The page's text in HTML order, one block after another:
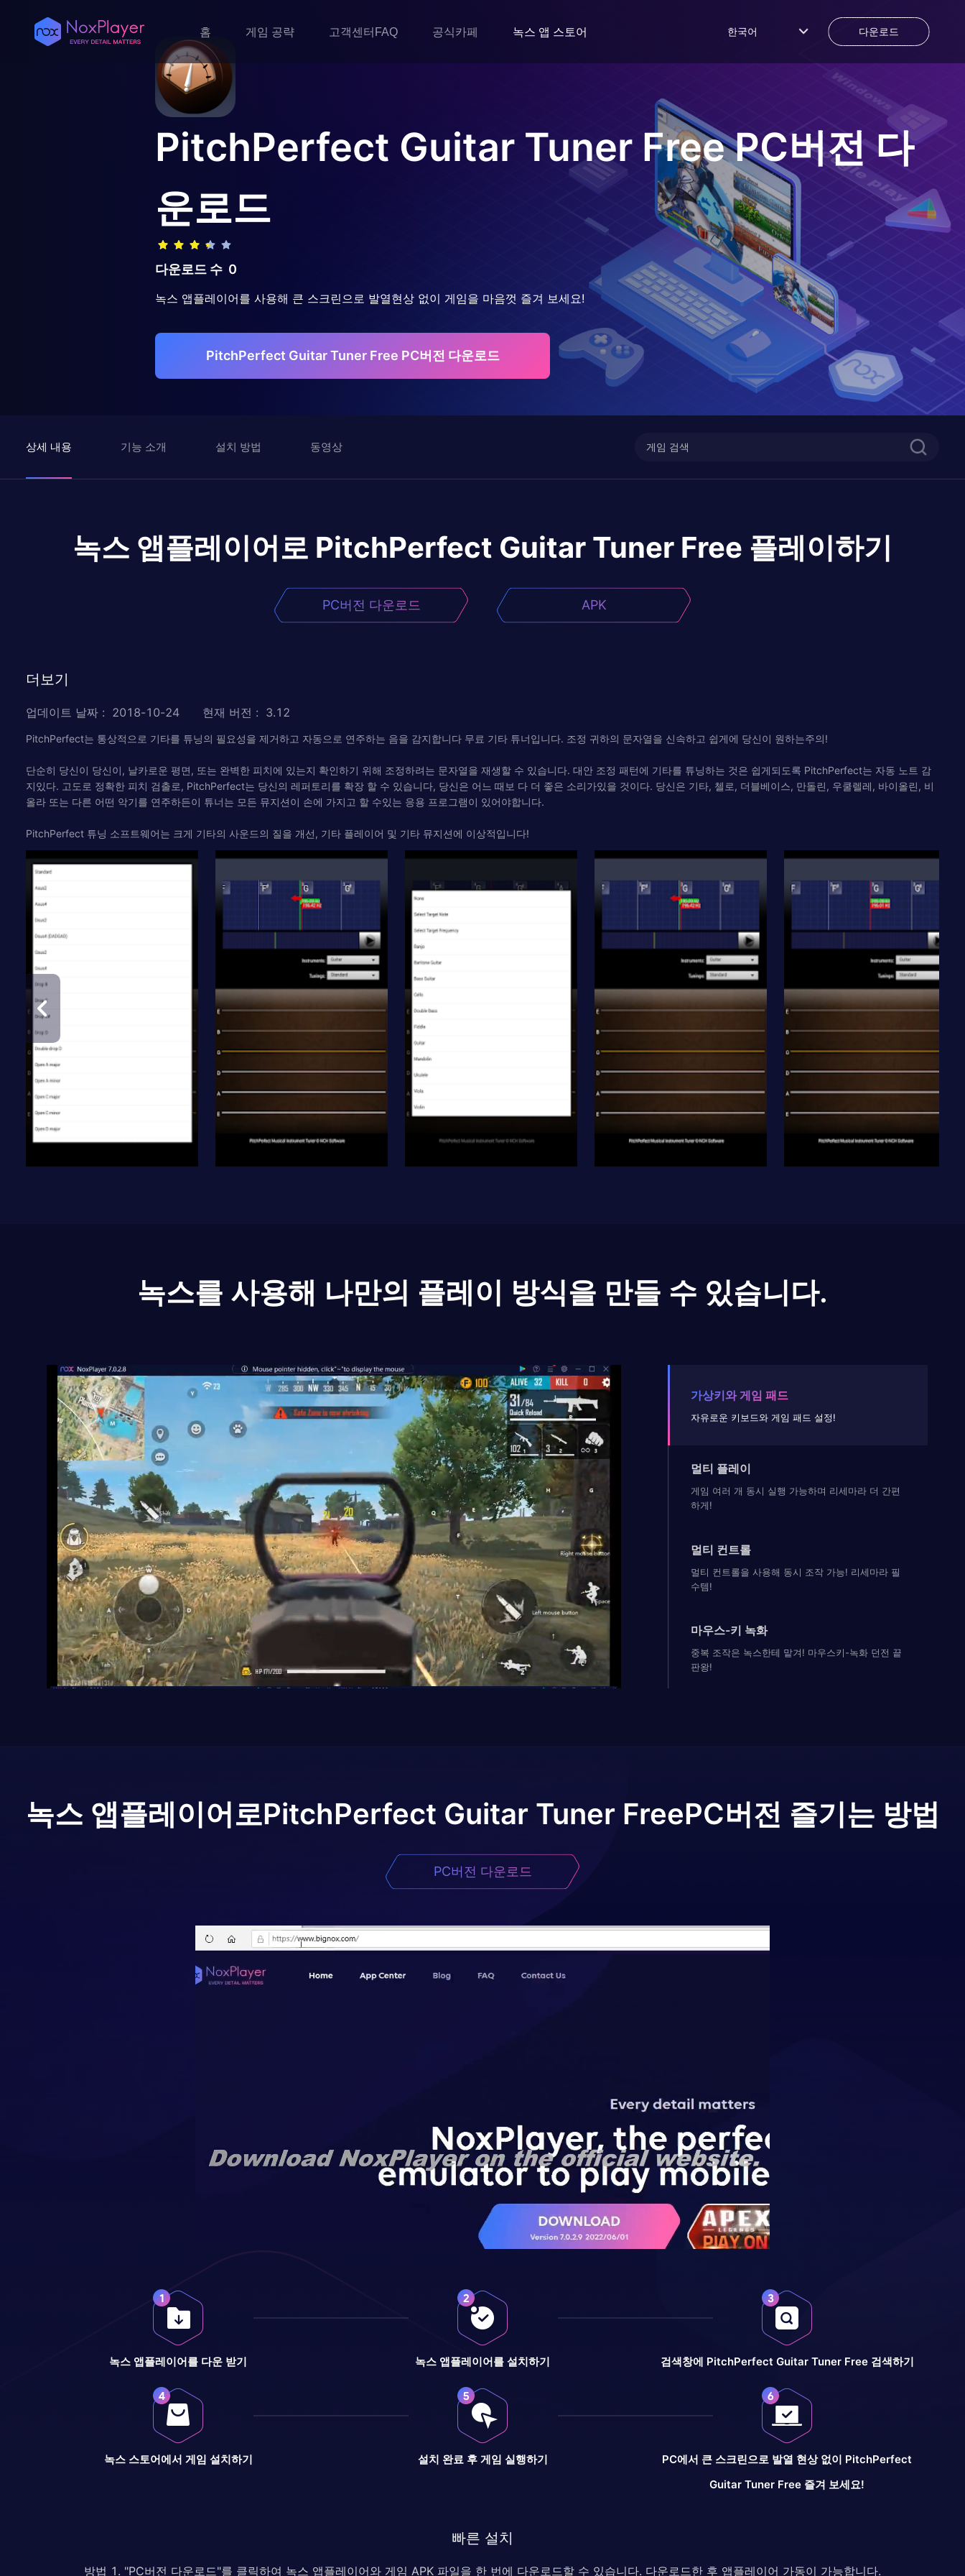
홈 게임 공략 고객센터FAQ 공식카페 녹스 앱 스토어 한국어 다운로드
PitchPerfect Guitar Tuner FreePC버전 다
운로드
다운로드 수 0
녹스 앱플레이어를 사용해 큰 스크린으로 발열현상 없이 게임을 마음껏 즐겨 보세요!
PitchPerfect Guitar Tuner Free PC버전 다운로드
상세 내용 기능 소개 설치 방법 동영상
녹스 앱플레이어로 PitchPerfect Guitar Tuner Free 플레이하기
PC버전 다운로드 APK
더보기
업데이트 날짜 : 2018-10-24 현재 버전 : 3.12
PitchPerfect는 통상적으로 기타를 튜닝의 필요성을 제거하고 자동으로 연주하는 음을 감지합니다 무료 기타 튜너입니다. 조정 귀하의 문자열을 신속하고 쉽게에 당신이 원하는주의!
단순히 당신이 당신이, 날카로운 평면, 또는 완벽한 피치에 있는지 확인하기 위해 조정하려는 문자열을 재생할 수 있습니다. 대안 조정 패턴에 기타를 튜닝하는 것은 쉽게되도록 PitchPerfect는 자동 노트 감
지있다. 고도로 정확한 피치 검출로, PitchPerfect는 당신의 레퍼토리를 확장 할 수 있습니다, 당신은 어느 때보 다 더 좋은 소리가있을 것이다. 당신은 기타, 첼로, 더블베이스, 만돌린, 우쿨렐레, 바이올린, 비
올라 또는 다른 어떤 악기를 연주하든이 튜너는 모든 뮤지션이 손에 가지고 할 수있는 응용 프로그램이 있어야합니다.
PitchPerfect 튜닝 소프트웨어는 크게 기타의 사운드의 질을 개선, 기타 플레이어 및 기타 뮤지션에 이상적입니다!
녹스를 사용해 나만의 플레이 방식을 만들 수 있습니다.
가상키와 게임 패드
자유로운 키보드와 게임 패드 설정!
멀티 플레이
게임 여러 개 동시 실행 가능하며 리세마라 더 간편
하게!
멀티 컨트롤
멀티 컨트롤을 사용해 동시 조작 가능! 리세마라 필
수템!
마우스-키 녹화
중복 조작은 녹스한테 맡겨! 마우스키-녹화 던전 끝
판왕!
녹스 앱플레이어로PitchPerfect Guitar Tuner FreePC버전 즐기는 방법
PC버전 다운로드
녹스 앱플레이어를 다운 받기 녹스 앱플레이어를 설치하기 검색창에 PitchPerfect Guitar Tuner Free 검색하기
녹스 스토어에서 게임 설치하기 설치 완료 후 게임 실행하기
PC에서 큰 스크린으로 발열 현상 없이 PitchPerfect
Guitar Tuner Free 즐겨 보세요!
빠른 설치
방법 1. "PC버전 다운로드"를 클릭하여 녹스 앱플레이어와 게임 APK 파일을 한 번에 다운로드할 수 있습니다. 다운로드한 후 앱플레이어 가동이 가능합니다.